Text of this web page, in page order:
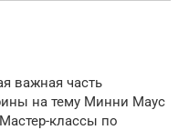
важная часть
на тему Минни Маус
классы по